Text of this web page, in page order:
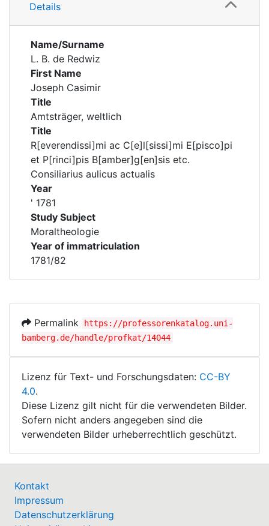
Details
Name/Surname
L. B. de Redwiz
First Name
Joseph Casimir
Title
Amtsträger, weltlich
Title
R[everendissi]mi ac C[e]l[sissi]mi E[pisco]pi
et P[rinci]pis B[amber]g[en]sis etc.
Consiliarius aulicus actualis
Year
' 1781
Study Subject
Moraltheologie
Year of immatriculation
1781/82
Permalink
https://professorenkatalog.uni-
bamberg.de/handle/profkat/14044
Lizenz für Text- und Forschungsdaten: CC-BY
4.0.
Diese Lizenz gilt nicht für die verwendeten Bilder.
Sofern nicht anders angegeben sind die
verwendeten Bilder urheberrechtlich geschützt.
Kontakt
Impressum
Datenschutzerklärung